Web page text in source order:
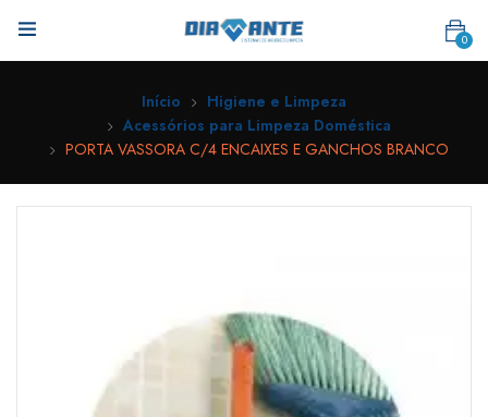
0
Início
Higiene e Limpeza
Acessórios para Limpeza Doméstica
PORTA VASSORA C/4 ENCAIXES E GANCHOS BRANCO